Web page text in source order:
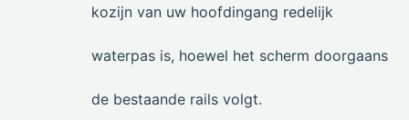
kozijn van uw hoofdingang redelijk
waterpas is, hoewel het scherm doorgaans
de bestaande rails volgt.